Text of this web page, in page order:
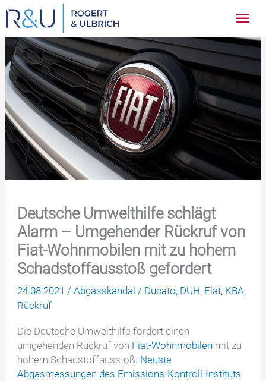
Zum
Inhalt
springen
Deutsche Umwelthilfe schlägt
Alarm – Umgehender Rückruf von
Fiat-Wohnmobilen mit zu hohem
Schadstoffausstoß gefordert
24.08.2021/Abgasskandal / Ducato, DUH, Fiat, KBA,
Rückruf
Die Deutsche Umwelthilfe fordert einen
umgehenden Rückruf von Fiat-Wohnmobilen mit zu
hohem Schadstoffausstoß. Neuste
Abgasmessungen des Emissions-Kontroll-Instituts